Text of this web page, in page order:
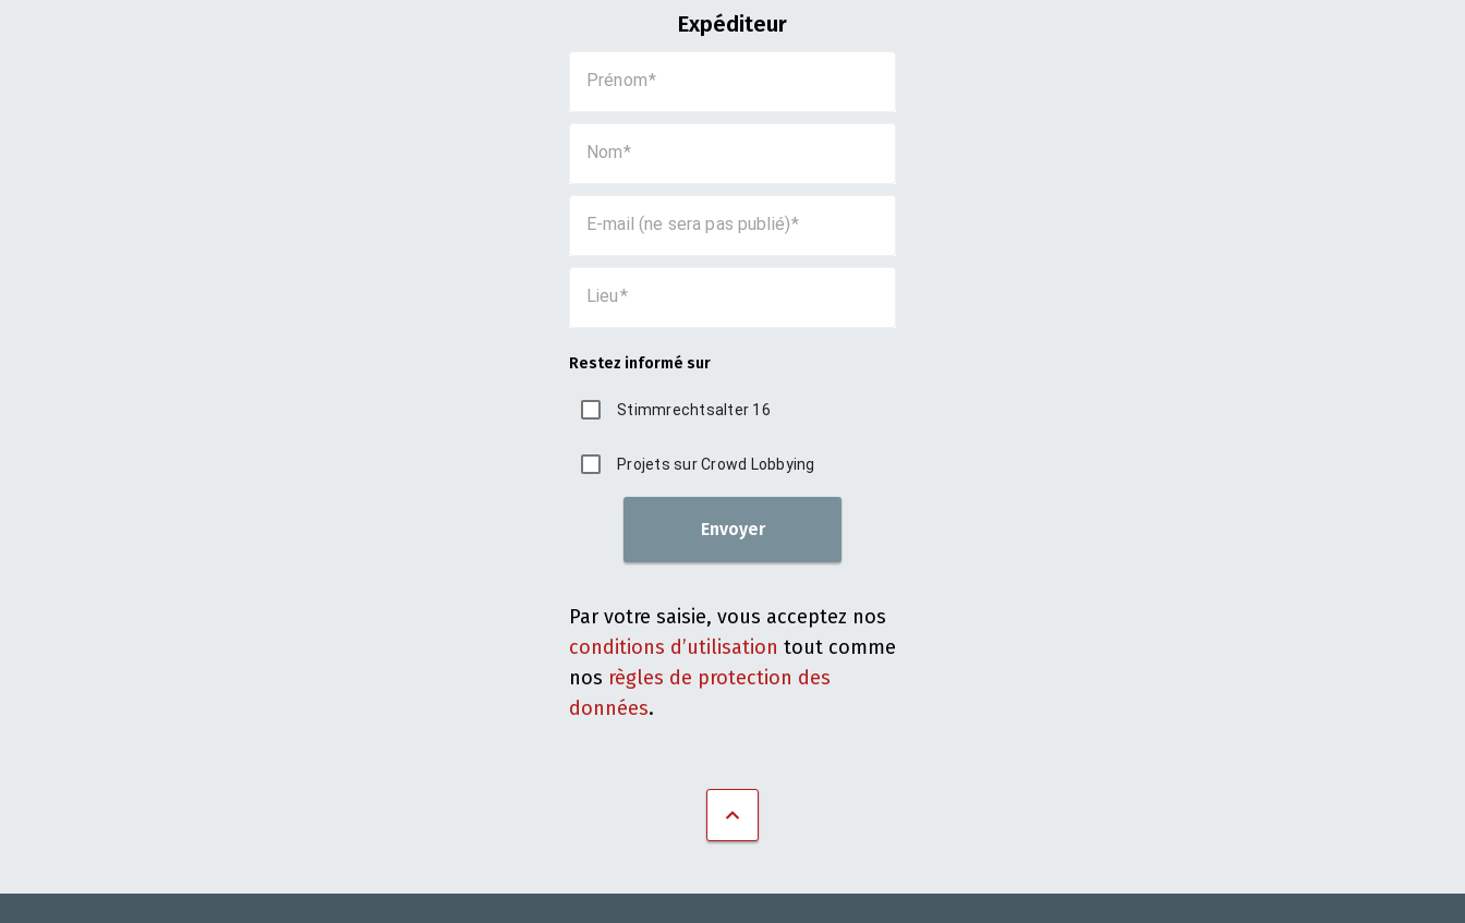
Expéditeur
Prénom
Nom
E-mail (ne sera pas publié)
Lieu
Restez informé sur
Stimmrechtsalter 16
Projets sur Crowd Lobbying
Envoyer
Par votre saisie, vous acceptez nos
conditions d’utilisation tout comme
nos règles de protection des
données.